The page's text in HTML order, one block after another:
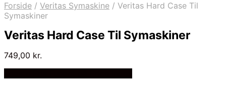
Forside / Veritas Symaskine / Veritas Hard Case Til
Symaskiner
Veritas Hard Case Til Symaskiner
749,00 kr.